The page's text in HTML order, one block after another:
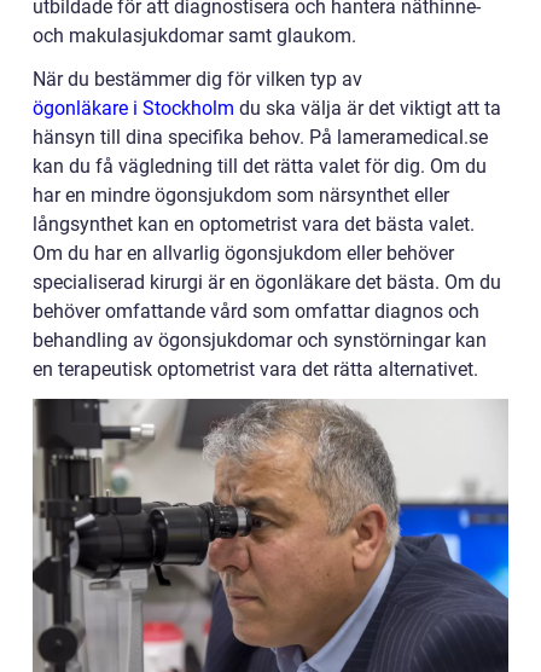
utbildade för att diagnostisera och hantera näthinne-
och makulasjukdomar samt glaukom.
När du bestämmer dig för vilken typ av
ögonläkare i Stockholm du ska välja är det viktigt att ta
hänsyn till dina specifika behov. På lameramedical.se
kan du få vägledning till det rätta valet för dig. Om du
har en mindre ögonsjukdom som närsynthet eller
långsynthet kan en optometrist vara det bästa valet.
Om du har en allvarlig ögonsjukdom eller behöver
specialiserad kirurgi är en ögonläkare det bästa. Om du
behöver omfattande vård som omfattar diagnos och
behandling av ögonsjukdomar och synstörningar kan
en terapeutisk optometrist vara det rätta alternativet.